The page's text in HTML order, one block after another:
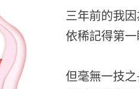
三年前的我
依稀記得第
但毫無一技